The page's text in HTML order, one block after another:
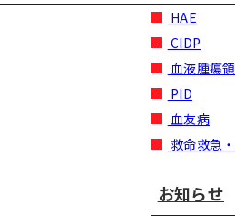
HAE
CIDP
血液腫瘍
PID
血友病
救命救急
お知らせ